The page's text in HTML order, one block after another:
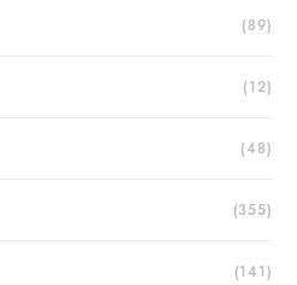
(89)
(12)
(48)
(355)
(141)